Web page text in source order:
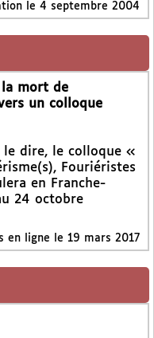
le 4 septembre 2004
la mort de
un colloque
le dire, le colloque «
Fouriéristes
en Franche-
24 octobre
en ligne le 19 mars 2017